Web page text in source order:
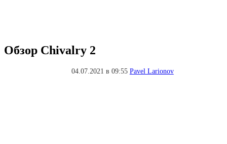
Обзор Chivalry 2
04.07.2021 в 09:55 Pavel Larionov